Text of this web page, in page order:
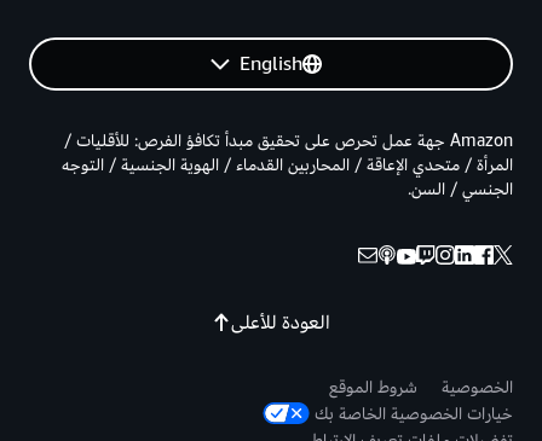
English
العودة للأعلى
Amazon جهة عمل تحرص على تحقيق مبدأ تكافؤ الفرص: للأقليات /
المرأة / متحدي الإعاقة / المحاربين القدماء / الهوية الجنسية / التوجه
الجنسي / السن.
الخصوصية
شروط الموقع
خيارات الخصوصية الخاصة بك